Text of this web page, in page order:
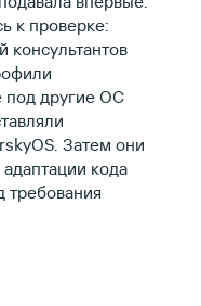
к проверке:
консультантов
под другие ОС
Затем они
кода
требования